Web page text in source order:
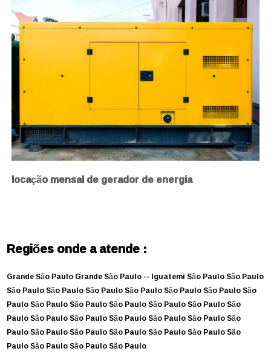
locação mensal de gerador de energia
Regiões onde a atende :
Grande São PauloGrande São Paulo -- IguatemiSão PauloSão Paulo
São PauloSão PauloSão PauloSão PauloSão PauloSão PauloSão
PauloSão PauloSão PauloSão PauloSão PauloSão PauloSão
PauloSão PauloSão PauloSão PauloSão PauloSão PauloSão
PauloSão PauloSão PauloSão PauloSão PauloSão PauloSão
PauloSão PauloSão PauloSão Paulo